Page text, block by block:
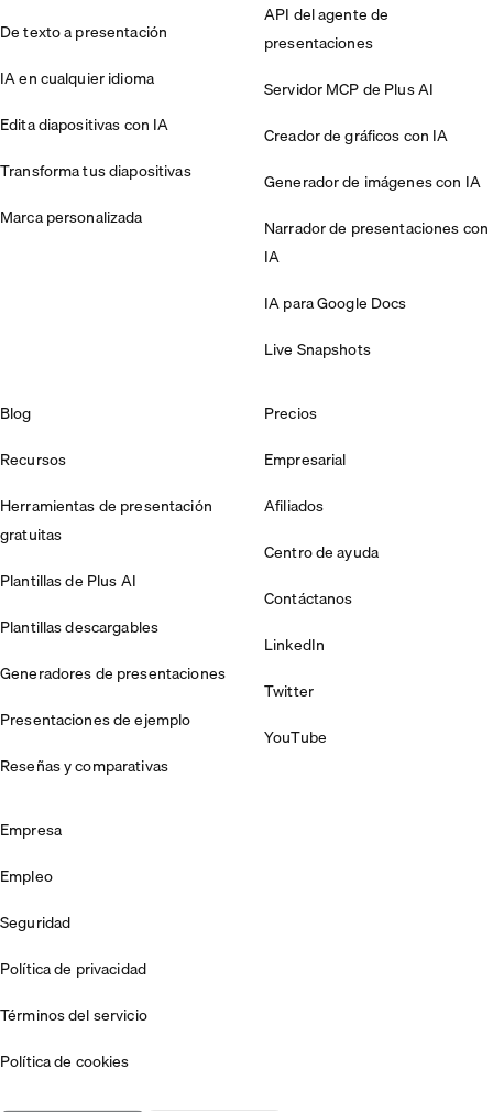
De texto a presentación
IA en cualquier idioma
Edita diapositivas con IA
Transforma tus diapositivas
Marca personalizada
API del agente de
presentaciones
Servidor MCP de Plus AI
Creador de gráficos con IA
Generador de imágenes con IA
Narrador de presentaciones con
IA
IA para Google Docs
Live Snapshots
Blog
Recursos
Herramientas de presentación
gratuitas
Plantillas de Plus AI
Plantillas descargables
Generadores de presentaciones
Presentaciones de ejemplo
Reseñas y comparativas
Precios
Empresarial
Afiliados
Centro de ayuda
Contáctanos
LinkedIn
Twitter
YouTube
Empresa
Empleo
Seguridad
Política de privacidad
Términos del servicio
Política de cookies